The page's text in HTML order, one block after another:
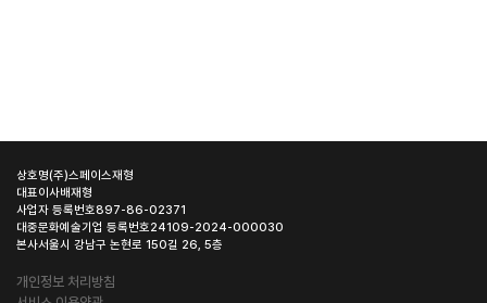
상호명(주)스페이스재형
대표이사배재형
사업자 등록번호897-86-02371
대중문화예술기업 등록번호24109-2024-000030
본사서울시 강남구 논현로 150길 26, 5층
개인정보 처리방침